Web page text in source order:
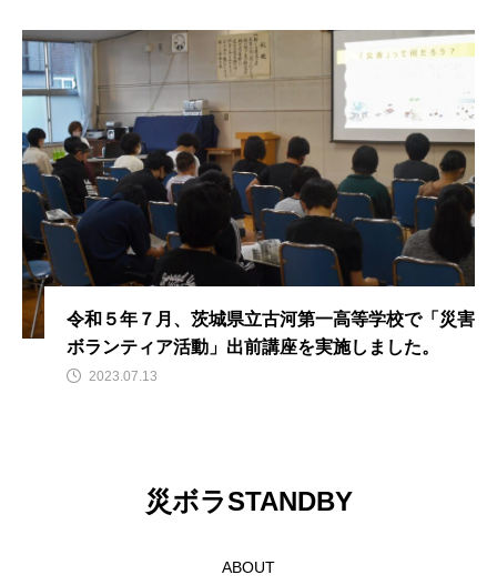
令和５年７月、茨城県立古河第一高等学校で「災害
ボランティア活動」出前講座を実施しました。
2023.07.13
災ボラSTANDBY
ABOUT